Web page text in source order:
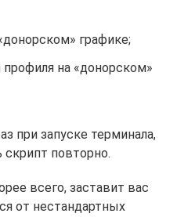
графике;
на «донорском»
при запуске терминала,
скрипт повторно.
всего, заставит вас
от нестандартных